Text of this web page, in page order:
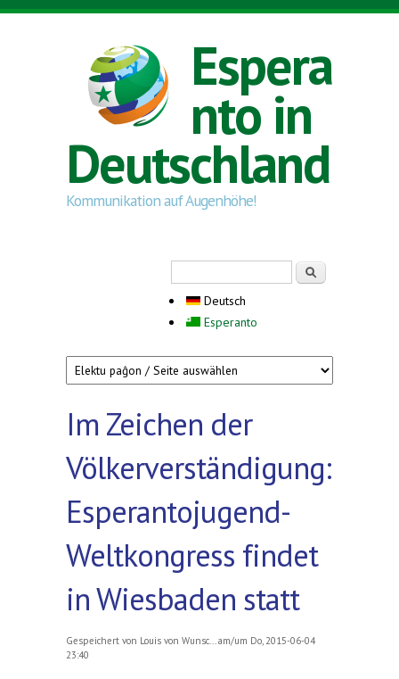
Direkt zum Inhalt
Espera
nto in
Deutschland
Kommunikation auf Augenhöhe!
Deutsch
Esperanto
Im Zeichen der
Völkerverständigung:
Esperantojugend-
Weltkongress findet
in Wiesbaden statt
Gespeichert von Louis von Wunsc...
am/um Do, 2015-06-04
23:40